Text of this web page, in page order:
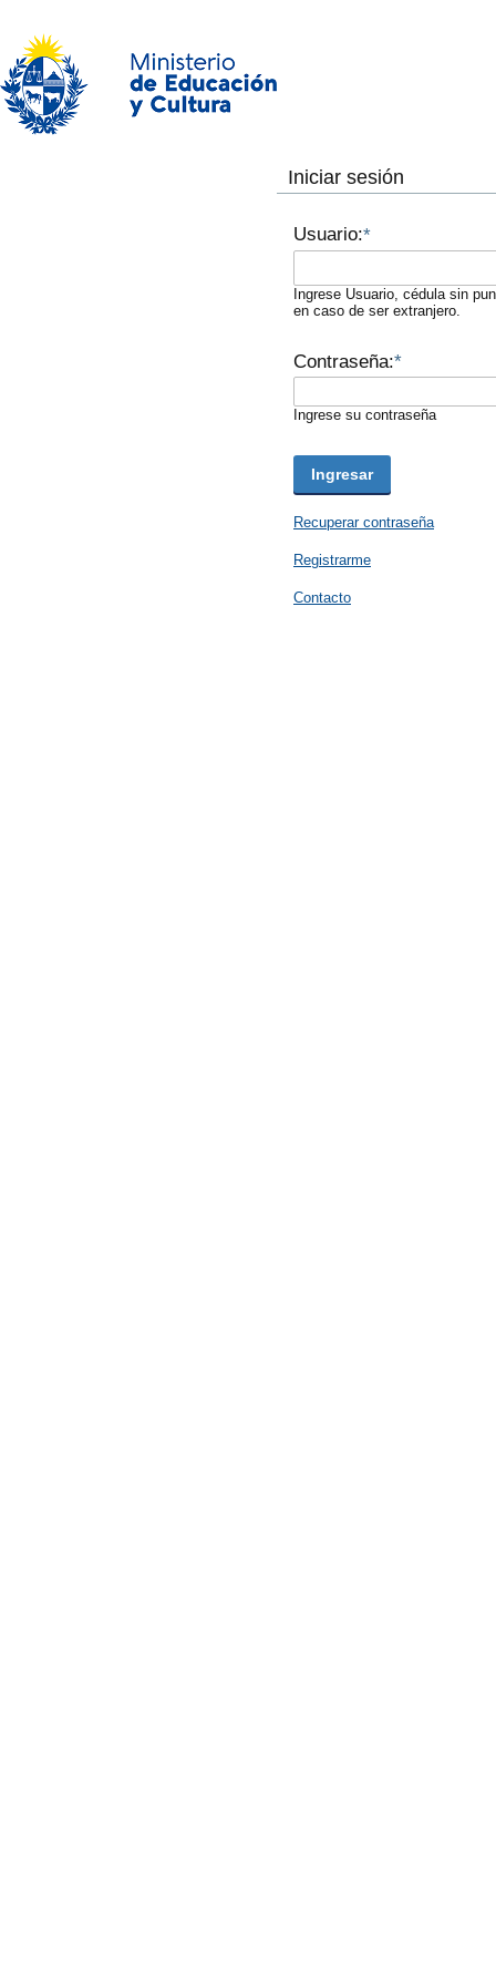
Iniciar sesión
Usuario:*
Ingrese Usuario, cédula sin
en caso de ser extranjero.
Contraseña:*
Ingrese su contraseña
Ingresar
Recuperar contraseña
Registrarme
Contacto